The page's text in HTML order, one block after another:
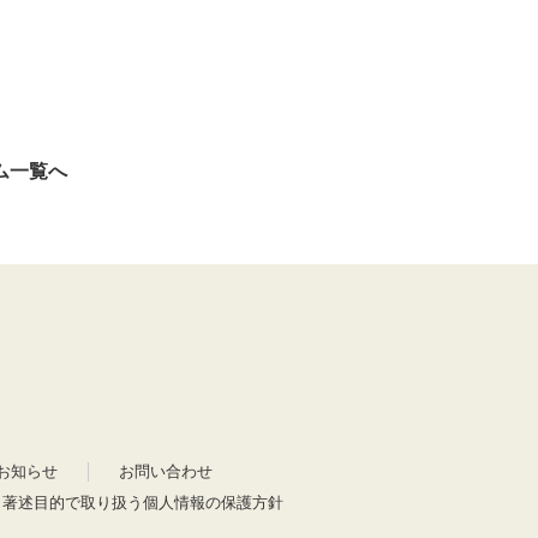
一覧へ
知らせ
お問い合わせ
述目的で取り扱う個人情報の保護方針